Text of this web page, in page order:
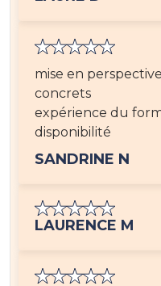
mise en
concrets
expérience du
disponibilité
SANDRINE N
LAURENCE M